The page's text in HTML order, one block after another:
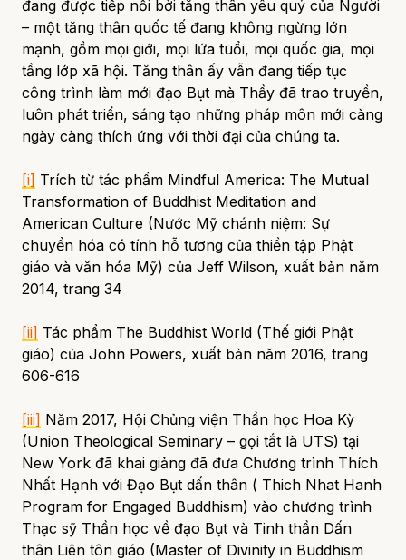
đang được tiếp nối bởi tăng thân yêu quý của Người
– một tăng thân quốc tế đang không ngừng lớn
mạnh, gồm mọi giới, mọi lứa tuổi, mọi quốc gia, mọi
tầng lớp xã hội. Tăng thân ấy vẫn đang tiếp tục
công trình làm mới đạo Bụt mà Thầy đã trao truyền,
luôn phát triển, sáng tạo những pháp môn mới càng
ngày càng thích ứng với thời đại của chúng ta.
[i] Trích từ tác phẩm Mindful America: The Mutual
Transformation of Buddhist Meditation and
American Culture (Nước Mỹ chánh niệm: Sự
chuyển hóa có tính hỗ tương của thiền tập Phật
giáo và văn hóa Mỹ) của Jeff Wilson, xuất bản năm
2014, trang 34
[ii] Tác phẩm The Buddhist World (Thế giới Phật
giáo) của John Powers, xuất bản năm 2016, trang
606-616
[iii] Năm 2017, Hội Chủng viện Thần học Hoa Kỳ
(Union Theological Seminary – gọi tắt là UTS) tại
New York đã khai giảng đã đưa Chương trình Thích
Nhất Hạnh với Đạo Bụt dấn thân ( Thich Nhat Hanh
Program for Engaged Buddhism) vào chương trình
Thạc sỹ Thần học về đạo Bụt và Tinh thần Dấn
thân Liên tôn giáo (Master of Divinity in Buddhism